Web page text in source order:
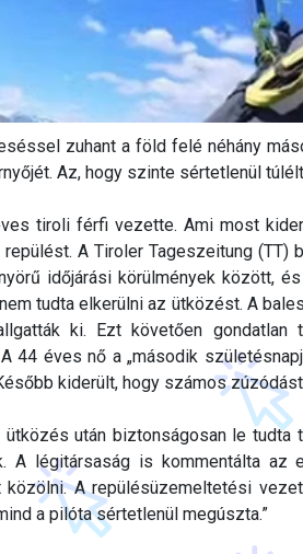
zuhant a föld felé néhány
Az, hogy szinte sértetlenül
tiroli férfi vezette. Ami most
A Tiroler Tageszeitung
időjárási körülmények között,
tudta elkerülni az ütközést. A
ki. Ezt követően
44 éves nő a „második
kiderült, hogy számos
után biztonságosan le
A légitársaság is kommentálta
A repülésüzemeltetési
a pilóta sértetlenül megúszta.”